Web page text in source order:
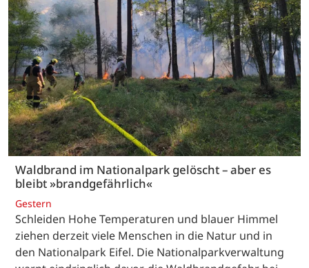
Waldbrand im Nationalpark gelöscht – aber es
bleibt »brandgefährlich«
Gestern
Schleiden Hohe Temperaturen und blauer Himmel
ziehen derzeit viele Menschen in die Natur und in
den Nationalpark Eifel. Die Nationalparkverwaltung